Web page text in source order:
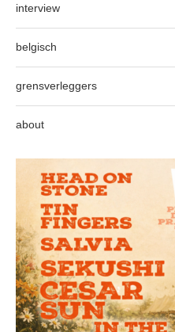
interview
belgisch
grensverleggers
about